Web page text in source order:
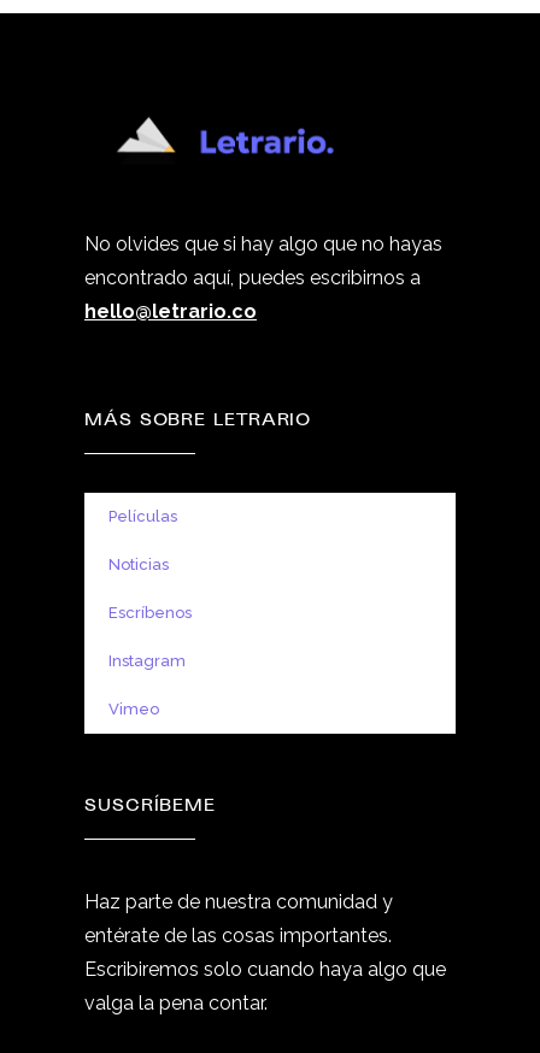
No olvides que si hay algo que no hayas
encontrado aquí, puedes escribirnos a
hello@letrario.co
MÁS SOBRE LETRARIO
Películas
Noticias
Escríbenos
Instagram
Vimeo
SUSCRÍBEME
Haz parte de nuestra comunidad y
entérate de las cosas importantes.
Escribiremos solo cuando haya algo que
valga la pena contar.